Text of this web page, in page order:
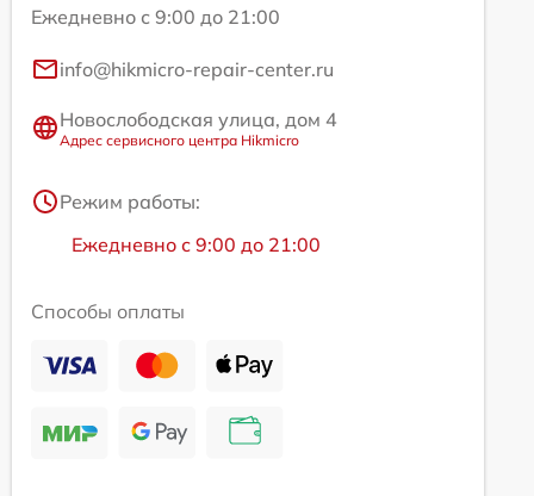
Ежедневно с 9:00 до 21:00
info@hikmicro-repair-center.ru
Новослободская улица, дом 4
Адрес сервисного центра Hikmicro
Режим работы:
Ежедневно с 9:00 до 21:00
Способы оплаты